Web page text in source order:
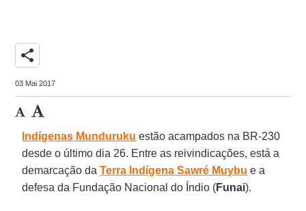
share
03 Mai 2017
Indígenas Munduruku estão acampados na BR-230
desde o último dia 26. Entre as reivindicações, está a
demarcação daTerra Indígena Sawré Muybu e a
defesa da Fundação Nacional do Índio (Funai).